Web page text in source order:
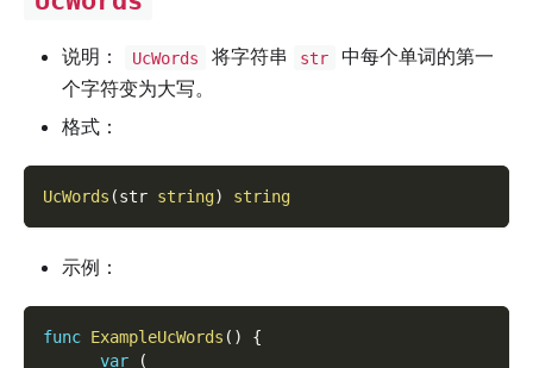
说明： UcWords 将字符串 str
中每个单词的第一
个字符变为大写。
格式：
UcWords (str string) string
示例：
func ExampleUcWords ( )
{
var
(